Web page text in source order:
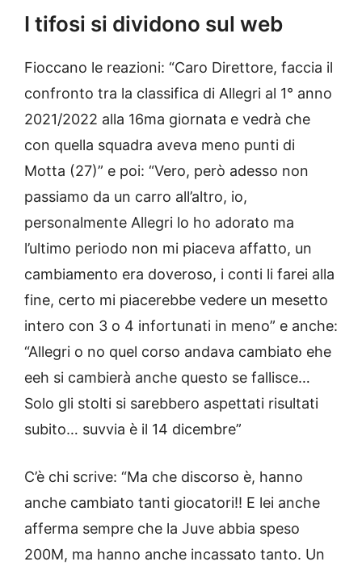
I tifosi si dividono sul web
Fioccano le reazioni: “Caro Direttore, faccia il
confronto tra la classifica di Allegri al 1° anno
2021/2022 alla 16ma giornata e vedrà che
con quella squadra aveva meno punti di
Motta (27)” e poi: “Vero, però adesso non
passiamo da un carro all’altro, io,
personalmente Allegri lo ho adorato ma
l’ultimo periodo non mi piaceva affatto, un
cambiamento era doveroso, i conti li farei alla
fine, certo mi piacerebbe vedere un mesetto
intero con 3 o 4 infortunati in meno” e anche:
“Allegri o no quel corso andava cambiato ehe
eeh si cambierà anche questo se fallisce…
Solo gli stolti si sarebbero aspettati risultati
subito… suvvia è il 14 dicembre”
C’è chi scrive: “Ma che discorso è, hanno
anche cambiato tanti giocatori!! E lei anche
afferma sempre che la Juve abbia speso
200M, ma hanno anche incassato tanto. Un